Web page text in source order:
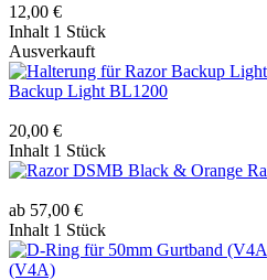
12,00 €
Inhalt 1 Stück
Ausverkauft
Backup Light BL1200
20,00 €
Inhalt 1 Stück
ab 57,00 €
Inhalt 1 Stück
(V4A)